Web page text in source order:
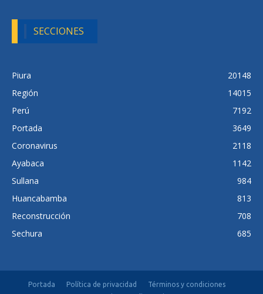
SECCIONES
Piura
20148
Región
14015
Perú
7192
Portada
3649
Coronavirus
2118
Ayabaca
1142
Sullana
984
Huancabamba
813
Reconstrucción
708
Sechura
685
Portada Política de privacidad
Términos y condiciones